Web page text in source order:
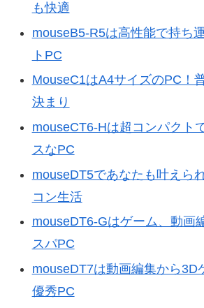
も快適
mouseB5-R5は高性能で持ち
トPC
MouseC1はA4サイズのPC！
決まり
mouseCT6-Hは超コンパクト
スなPC
mouseDT5であなたも叶えら
コン生活
mouseDT6-Gはゲーム、動画
スパPC
mouseDT7は動画編集から3D
優秀PC